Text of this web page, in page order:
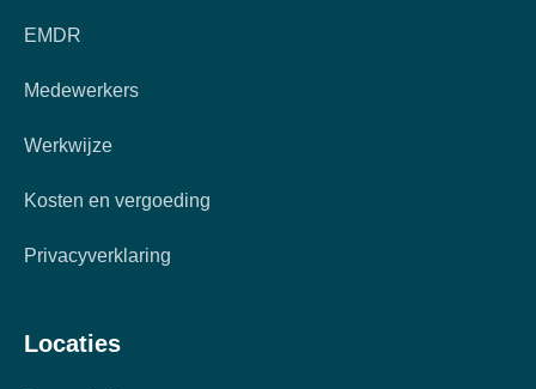
EMDR
Medewerkers
Werkwijze
Kosten en vergoeding
Privacyverklaring
Locaties